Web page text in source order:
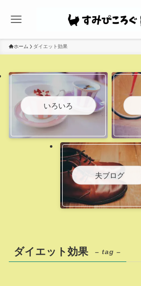
ホーム ダイエット効果
いろいろ
夫ブログ
ダイエット効果 – tag –